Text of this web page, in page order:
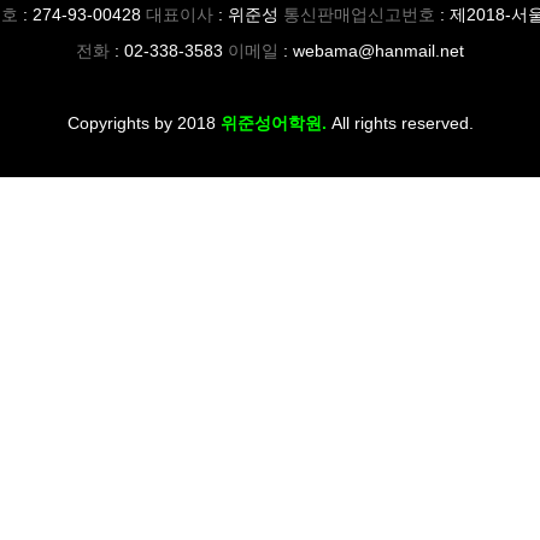
: 274-93-00428 대표이사 : 위준성 통신판매업신고번호 : 제2018-서
전화 : 02-338-3583 이메일 : webama@hanmail.net
Copyrights by 2018 위준성어학원. All rights reserved.